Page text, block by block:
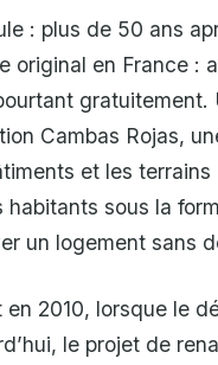
: plus de 50 ans
original en France :
Cambas Rojas,
et les
sous la
un logement sans
2010, lorsque le
le projet de